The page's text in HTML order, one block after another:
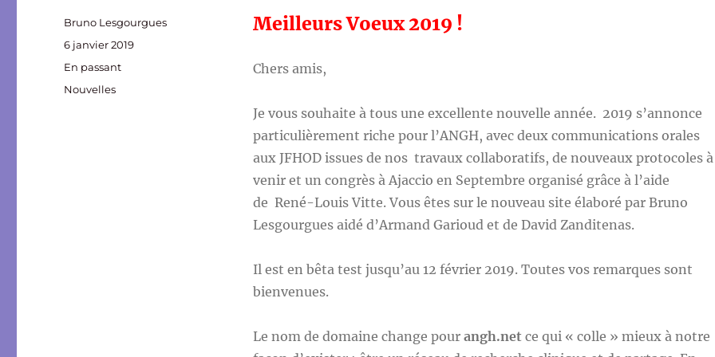
Meilleurs Voeux 2019 !
Chers amis,
Je vous souhaite à tous une excellente nouvelle année. 2019 s’annonce
particulièrement riche pour l’ANGH, avec deux communications orales
aux JFHOD issues de nos travaux collaboratifs, de nouveaux protocoles à
venir et un congrès à Ajaccio en Septembre organisé grâce à l’aide
de René-Louis Vitte. Vous êtes sur le nouveau site élaboré par Bruno
Lesgourgues aidé d’Armand Garioud et de David Zanditenas.
Il est en bêta test jusqu’au 12 février 2019. Toutes vos remarques sont
bienvenues.
Le nom de domaine change pour angh.net ce qui « colle » mieux à notre
Auteur
Bruno Lesgourgues
Publié
le
6 janvier 2019
Format
En passant
Catégories
Nouvelles